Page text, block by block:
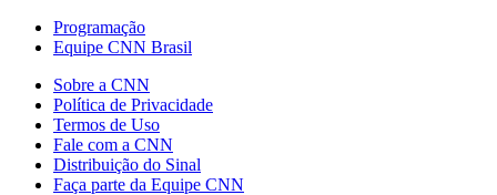
Programação
Equipe CNN Brasil
Sobre a CNN
Política de Privacidade
Termos de Uso
Fale com a CNN
Distribuição do Sinal
Faça parte da Equipe CNN